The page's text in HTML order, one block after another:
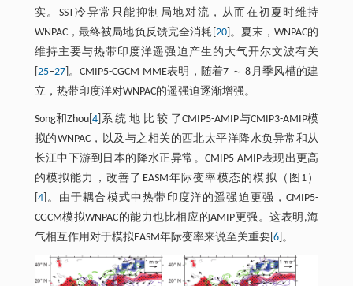
实。SST冷异常只能抑制局地对流，从而在初夏时维持
WNPAC，最终被局地负反馈完全消耗[ 20]。夏末，WNPAC的
维持主要与热带印度洋遥强迫产生的大气开尔文波有关
25–27]。CMIP5-CGCM MME表明，随着7 ～ 8月季风槽的建
立，热带印度洋对WNPAC的遥强迫逐渐增强。
Song和Zhou[4 ]系 统 地 比 较 了CMIP5-AMIP与CMIP3-AMIP模
拟的WNPAC，以及与之相关的西北太平洋降水负异常和从
长江中下游到日本的降水正异常。CMIP5-AMIP表现出更高
的模拟能力，改善了EASM年际变率模态的模拟（图1）
4]。由于耦合模式中热带印度洋的遥强迫更强，CMIP5-
CGCM模拟WNPAC的能力也比相应的AMIP更强。这表明,海
气相互作用对于模拟EASM年际变率来说至关重要[ 6]。